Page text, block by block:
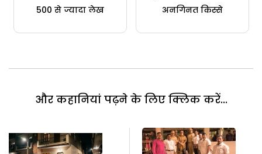
500 से ज्यादा लेख
अनगिनत किस्से
और कहानियां पढ़ने के लिए क्लिक करें...